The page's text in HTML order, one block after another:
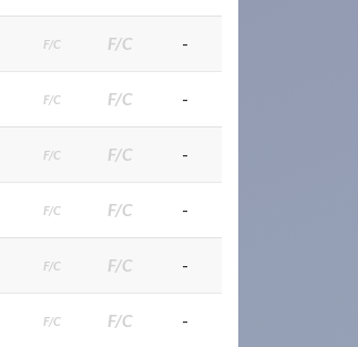
F/C F/C -
F/C F/C -
F/C F/C -
F/C F/C -
F/C F/C -
F/C F/C -